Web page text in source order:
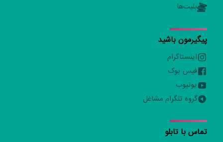
بلیت‌ها
پیگیرمون باشید
اینستاگرام
فیس بوک
یوتیوب
گروه تلگرام مشاغل
تماس با تابلو